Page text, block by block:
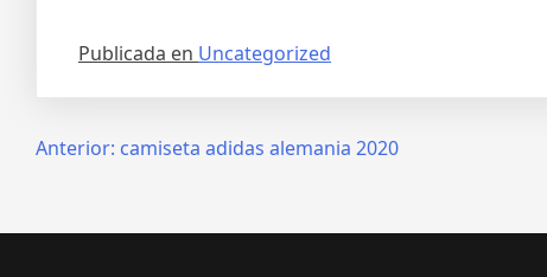
Publicada en Uncategorized
Navegación
entradas
Anterior: camiseta adidas alemania 2020